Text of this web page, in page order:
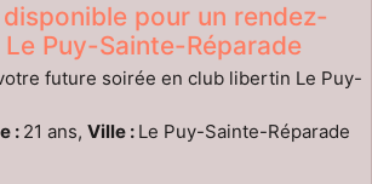
pour un rendez-
Puy-Sainte-Réparade
future soirée en club libertin Le Puy-
: 21 ans, Ville : Le Puy-Sainte-Réparade